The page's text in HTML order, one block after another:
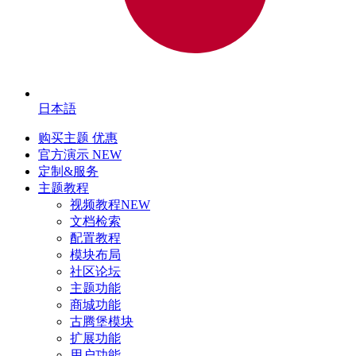
日本語
购买主题 优惠
官方演示 NEW
定制&服务
主题教程
视频教程NEW
文档检索
配置教程
模块布局
社区论坛
主题功能
商城功能
古腾堡模块
扩展功能